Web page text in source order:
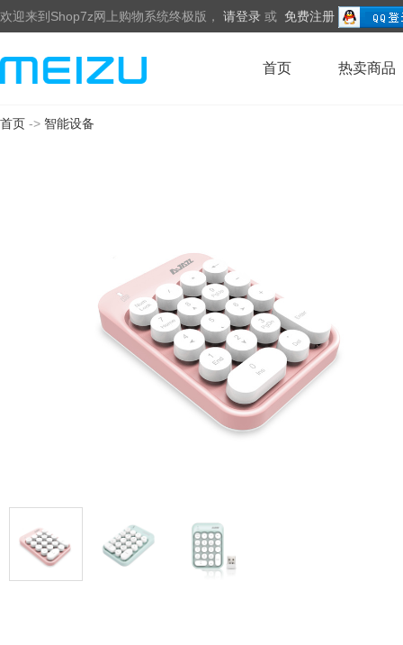
欢迎来到Shop7z网上购物系统终极版， 请登录 或 免费注册
首页 热卖商品
首页 -> 智能设备